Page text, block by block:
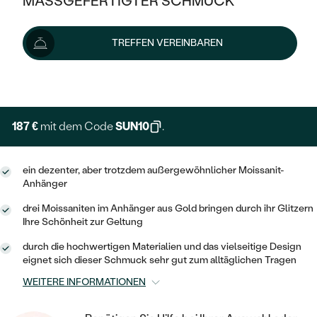
KLASSISCH
MEMOIRE
VINTAGE
AUSSERGEWÖHNLICHE
GEHÄMMERTE
VON HAND GRAVIERTE
MIT MEHREREN DIAMANTEN
HALO
VINTAGE
AUSSERGEWÖHNLICH
WÄHLE EINEN RING
AUSVERKAUF
WENN SCHMUCK HILFT
NACH TYP
RINGE
ANHÄNGER / KETTEN
ARMBÄNDER
PLATIN
OHRSTECKER
MINIMALISTISCHE
OHRHÄNGER
SOLITÄR
GOLD
SILBER
SOLITÄR
ZUR GEBURT EINES KINDES
AUSVERKAUF
GOLD
PLATIN
NACH STYL
MEMOIRE
MINIMALISTISCHE
TREFFEN VEREINBAREN
208 €
Lieferoptionen
187 € mit dem CodeSUN10 .
ein dezenter, aber trotzdem außergewöhnlicher Moissanit-
Anhänger
drei Moissaniten im Anhänger aus Gold bringen durch ihr Glitzern
Ihre Schönheit zur Geltung
durch die hochwertigen Materialien und das vielseitige Design
eignet sich dieser Schmuck sehr gut zum alltäglichen Tragen
WEITERE INFORMATIONEN